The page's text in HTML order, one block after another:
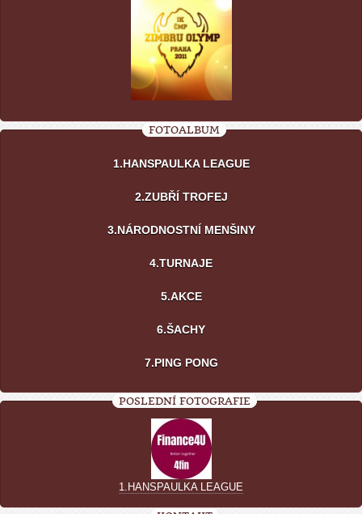
FOTOALBUM
1.HANSPAULKA LEAGUE
2.ZUBŘÍ TROFEJ
3.NÁRODNOSTNÍ MENŠINY
4.TURNAJE
5.AKCE
6.ŠACHY
7.PING PONG
POSLEDNÍ FOTOGRAFIE
1.HANSPAULKA LEAGUE